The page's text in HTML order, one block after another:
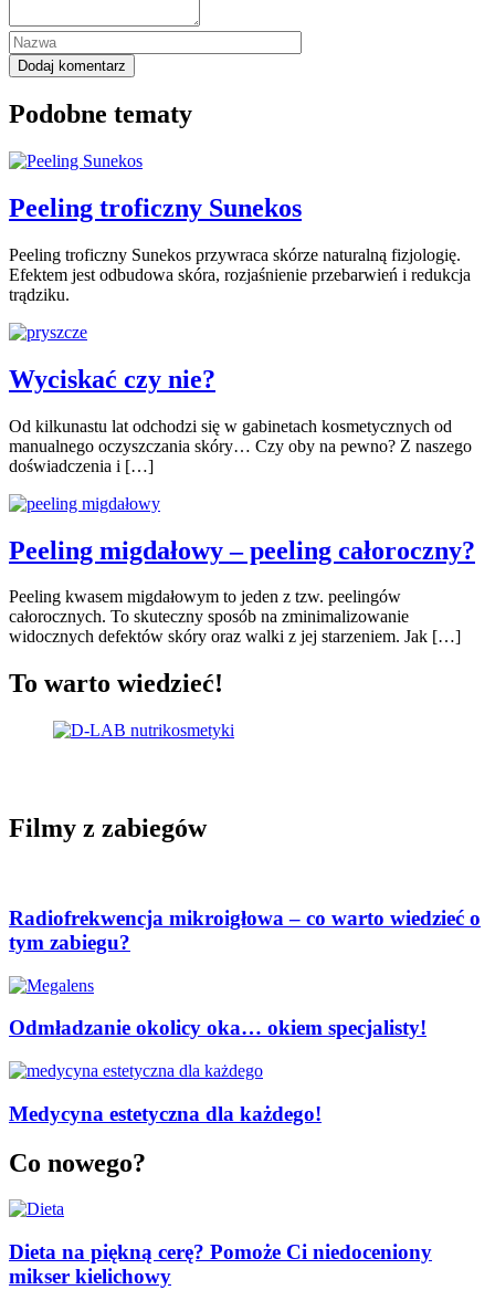
Podobne tematy
Peeling troficzny Sunekos
Peeling troficzny Sunekos przywraca skórze naturalną fizjologię.
Efektem jest odbudowa skóra, rozjaśnienie przebarwień i redukcja
trądziku.
Wyciskać czy nie?
Od kilkunastu lat odchodzi się w gabinetach kosmetycznych od
manualnego oczyszczania skóry… Czy oby na pewno? Z naszego
doświadczenia i […]
Peeling migdałowy – peeling całoroczny?
Peeling kwasem migdałowym to jeden z tzw. peelingów
całorocznych. To skuteczny sposób na zminimalizowanie
widocznych defektów skóry oraz walki z jej starzeniem. Jak […]
To warto wiedzieć!
Filmy z zabiegów
Radiofrekwencja mikroigłowa – co warto wiedzieć o
tym zabiegu?
Odmładzanie okolicy oka… okiem specjalisty!
Medycyna estetyczna dla każdego!
Co nowego?
Dieta na piękną cerę? Pomoże Ci niedoceniony
mikser kielichowy